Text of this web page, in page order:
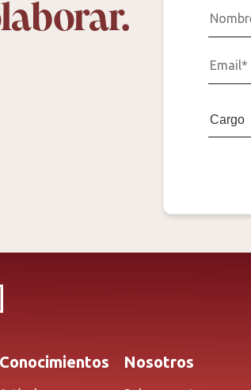
Conocimientos Nosotros